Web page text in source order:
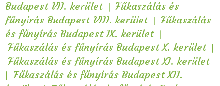
Budapest VII. kerület | Fűkaszálás és
fűnyírás Budapest VIII. kerület | Fűkaszálás
és fűnyírás Budapest IX. kerület |
Fűkaszálás és fűnyírás Budapest X. kerület |
Fűkaszálás és fűnyírás Budapest XI. kerület
| Fűkaszálás és fűnyírás Budapest XII.